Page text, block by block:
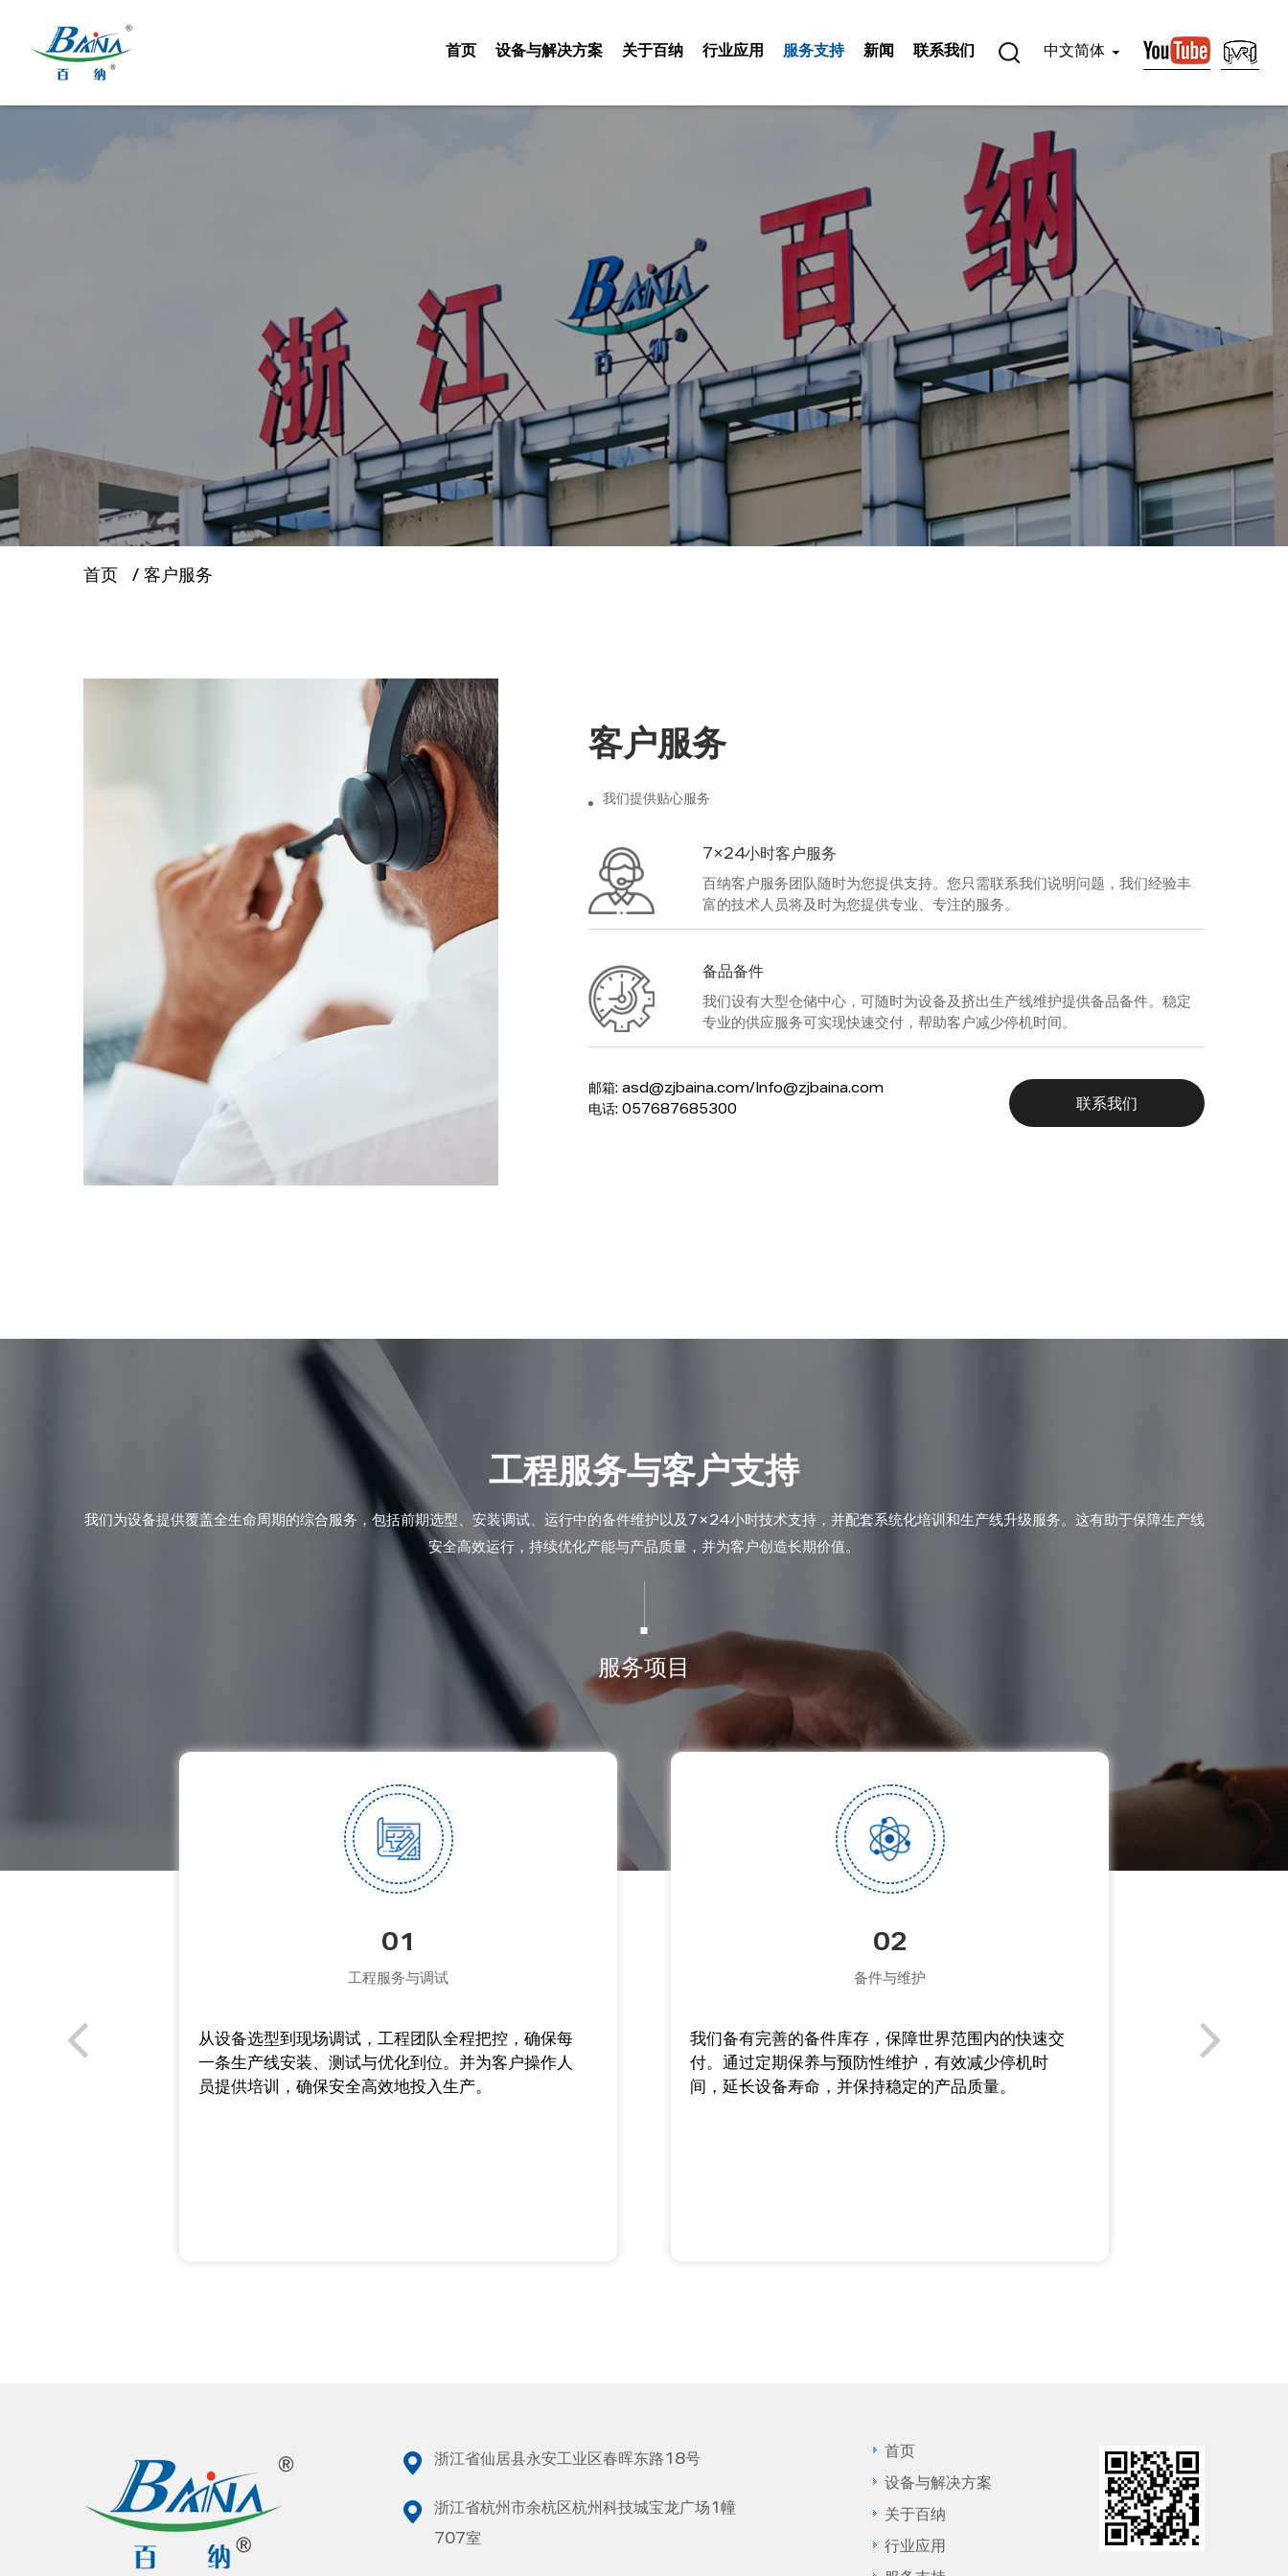
首页 设备与解决方案 关于百纳 行业应用 服务支持 新闻 联系我们 中文简体
服务支持
新闻
联系我们
首页 / 客户服务
客户服务
我们提供贴心服务
7×24小时客户服务
百纳客户服务团队随时为您提供支持。您只需联系我们说明问题，我们经验丰
富的技术人员将及时为您提供专业、专注的服务。
备品备件
我们设有大型仓储中心，可随时为设备及挤出生产线维护提供备品备件。稳定
专业的供应服务可实现快速交付，帮助客户减少停机时间。
邮箱: asd@zjbaina.com/Info@zjbaina.com
电话: 057687685300
联系我们
工程服务与客户支持
我们为设备提供覆盖全生命周期的综合服务，包括前期选型、安装调试、运行中的备件维护以及7×24小时技术支持，并配套系统化培训和生产线升级服务。这有助于保障生产线
安全高效运行，持续优化产能与产品质量，并为客户创造长期价值。
服务项目
务，包括
01
工程服务与调试
从设备选型到现场调试，工程团队全程把控，确保每
一条生产线安装、测试与优化到位。并为客户操作人
员提供培训，确保安全高效地投入生产。
02
备件与维护
我们备有完善的备件库存，保障世界范围内的快速交
付。通过定期保养与预防性维护，有效减少停机时
间，延长设备寿命，并保持稳定的产品质量。
经验丰富的
浙江省仙居县永安工业区春晖东路18号
浙江省杭州市余杭区杭州科技城宝龙广场1幢
707室
首页
设备与解决方案
关于百纳
行业应用